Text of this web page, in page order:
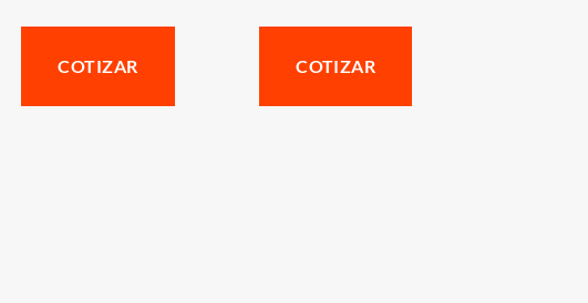
COTIZAR COTIZAR